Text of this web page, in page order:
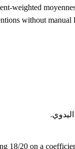
weighted
without
18/20 on a